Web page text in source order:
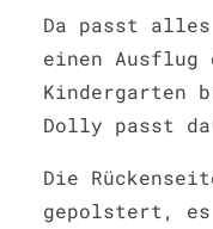
Da passt
einen Ausflug
Kindergarten
Dolly passt
Die
gepolstert,